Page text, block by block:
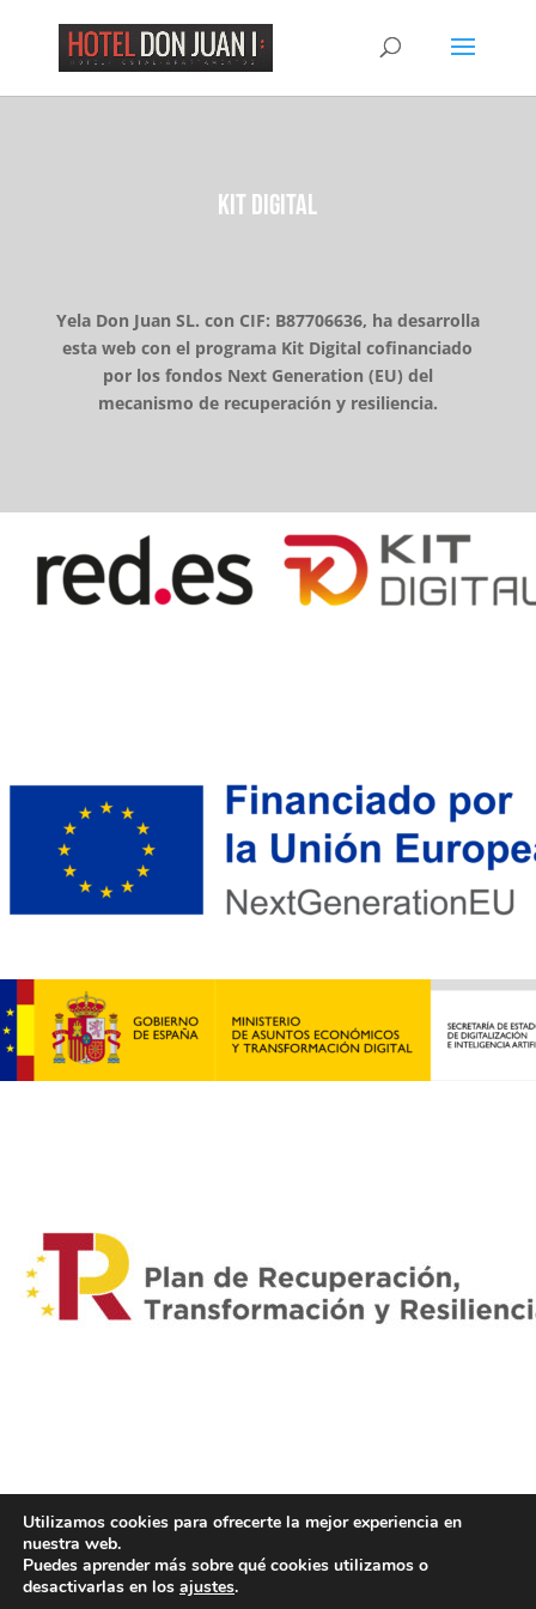
KIT DIGITAL
Yela Don Juan SL. con CIF: B87706636, ha desarrolla
esta web con el programa Kit Digital cofinanciado
por los fondos Next Generation (EU) del
mecanismo de recuperación y resiliencia.
Utilizamos cookies para ofrecerte la mejor experiencia en
nuestra web.
Puedes aprender más sobre qué cookies utilizamos o
desactivarlas en los ajustes.